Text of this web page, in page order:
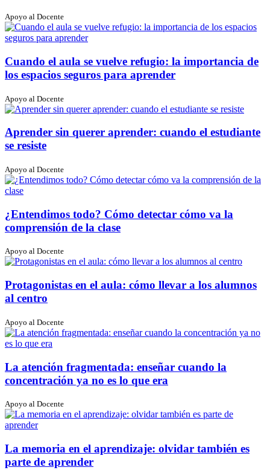
Apoyo al Docente
Cuando el aula se vuelve refugio: la importancia de
los espacios seguros para aprender
Apoyo al Docente
Aprender sin querer aprender: cuando el estudiante
se resiste
Apoyo al Docente
¿Entendimos todo? Cómo detectar cómo va la
comprensión de la clase
Apoyo al Docente
Protagonistas en el aula: cómo llevar a los alumnos
al centro
Apoyo al Docente
La atención fragmentada: enseñar cuando la
concentración ya no es lo que era
Apoyo al Docente
La memoria en el aprendizaje: olvidar también es
parte de aprender